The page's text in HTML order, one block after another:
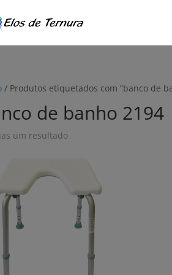
/ Produtos etiquetados com “banco de
de banho 2194
um resultado